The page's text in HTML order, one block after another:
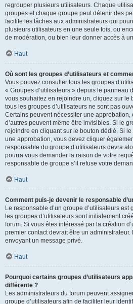
regrouper plusieurs utilisateurs. Chaque
groupes et chaque groupe peut détenir des
facilite les tâches aux administrateurs qui
plusieurs utilisateurs en une seule fois, ou
de modération, ou bien leur donner accès à
Haut
Où sont les groupes d’utilisateurs et
Vous pouvez consulter tous les groupes
« Groupes d’utilisateurs » depuis le panneau
vous souhaitez en rejoindre un, cliquez sur le
tous les groupes d’utilisateurs ne sont pas
Certains peuvent nécessiter une approbation,
d’autres peuvent même être invisibles. Si le
rejoindre en cliquant sur le bouton dédié. Si
une approbation, vous devez cliquer
responsable du groupe d’utilisateurs devra
pourra vous demander la raison de votre
responsable de groupe s’il refuse votre
Haut
Comment puis-je devenir le responsable
Le responsable d’un groupe d’utilisateurs
les groupes d’utilisateurs sont initialement
forum. Si vous êtes intéressé par la création
premier contact devrait être un
envoyant un message privé.
Haut
Pourquoi certains groupes d’utilisateurs
différente ?
Les administrateurs du forum peuvent
groupe d’utilisateurs afin de faciliter leur